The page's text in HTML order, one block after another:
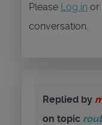
Please Log in or
conversation.
Replied by
on topic